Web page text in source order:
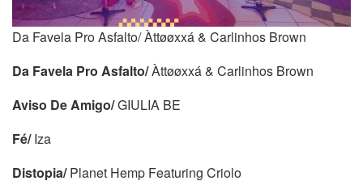
Da Favela Pro Asfalto/ Àttøøxxá & Carlinhos Brown
Da Favela Pro Asfalto/Àttøøxxá & Carlinhos Brown
Aviso De Amigo/GIULIA BE
Fé/Iza
Distopia/Planet Hemp Featuring Criolo